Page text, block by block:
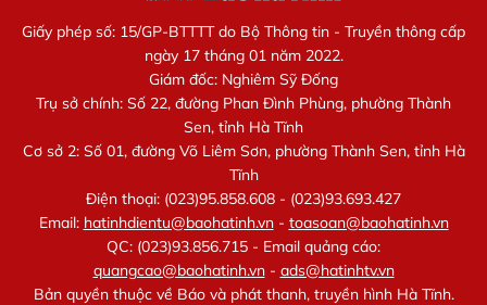
Giấy phép số: 15/GP-BTTTT do Bộ Thông tin - Truyền thông cấp
ngày 17 tháng 01 năm 2022.
Giám đốc: Nghiêm Sỹ Đống
Trụ sở chính: Số 22, đường Phan Đình Phùng, phường Thành
Sen, tỉnh Hà Tĩnh
Cơ sở 2: Số 01, đường Võ Liêm Sơn, phường Thành Sen, tỉnh Hà
Tĩnh
Điện thoại: (023)95.858.608 - (023)93.693.427
Email: hatinhdientu@baohatinh.vn- toasoan@baohatinh.vn
QC: (023)93.856.715 - Email quảng cáo:
quangcao@baohatinh.vn- ads@hatinhtv.vn
Bản quyền thuộc về Báo và phát thanh, truyền hình Hà Tĩnh.